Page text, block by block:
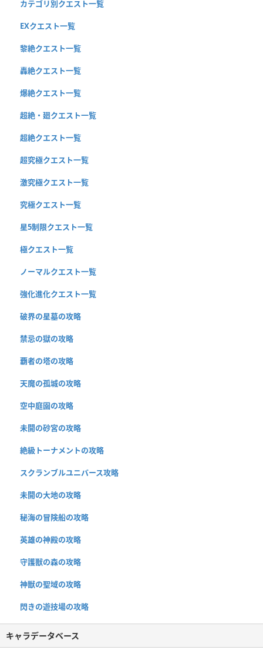
カテゴリ別クエスト一覧
EXクエスト一覧
黎絶クエスト一覧
轟絶クエスト一覧
爆絶クエスト一覧
超絶・廻クエスト一覧
超絶クエスト一覧
超究極クエスト一覧
激究極クエスト一覧
究極クエスト一覧
星5制限クエスト一覧
極クエスト一覧
ノーマルクエスト一覧
強化進化クエスト一覧
破界の星墓の攻略
禁忌の獄の攻略
覇者の塔の攻略
天魔の孤城の攻略
空中庭園の攻略
未開の砂宮の攻略
絶級トーナメントの攻略
スクランブルユニバース攻略
未開の大地の攻略
秘海の冒険船の攻略
英雄の神殿の攻略
守護獣の森の攻略
神獣の聖域の攻略
閃きの遊技場の攻略
キャラデータベース